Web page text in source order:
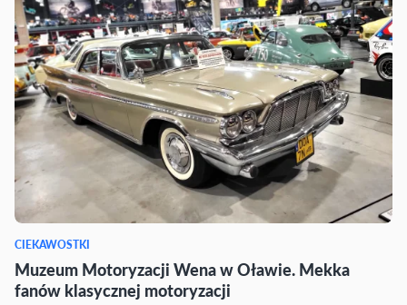
CIEKAWOSTKI
Muzeum Motoryzacji Wena w Oławie. Mekka
fanów klasycznej motoryzacji